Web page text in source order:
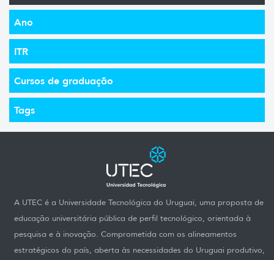
Ano
ITR
Cursos de graduação
Tags
A UTEC é a Universidade Tecnológica do Uruguai, uma proposta de
educação universitária pública de perfil tecnológico, orientada à
pesquisa e à inovação. Comprometida com os alineamentos
estratégicos do país, aberta às necessidades do Uruguai produtivo,